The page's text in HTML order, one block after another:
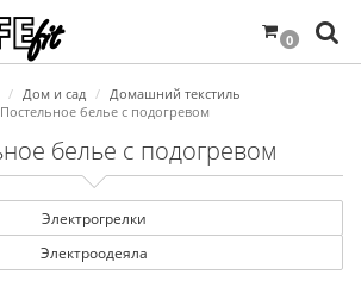
0
Дом и сад
Домашний текстиль
Постельное белье с подогревом
белье с подогревом
Электрогрелки
Электроодеяла